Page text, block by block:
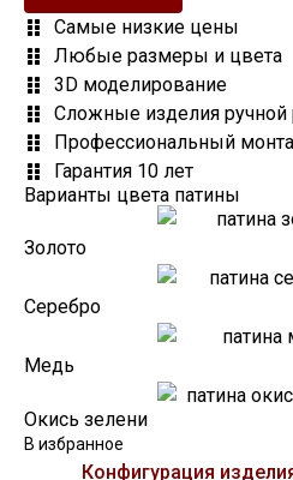
Самые низкие цены
Любые размеры и цвета
3D моделирование
Сложные изделия ручной
Профессиональный
Гарантия 10 лет
Варианты цвета патины
Золото
Серебро
Медь
Окись зелени
В избранное
Конфигурация